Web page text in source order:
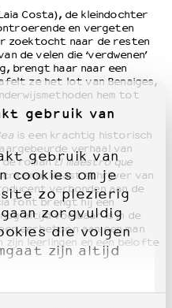
gebruik van
gebruik van
cookies om je
zo plezierig
zorgvuldig
die volgen
zijn altijd
Costa), de kleindochter
en vergeten
zoektocht naar de resten
de velen die ‘verdwenen’
brengt haar naar een
ze het lot van Benaiges,
hem tot
is een krachtig historisch
verhaal van
de romanEl maestro que
Naast schrijver van
verbonden aan de
Font brengt hij een
altijd voelbaar is in de
eerbetoon aan een man
leerlingen en een belofte